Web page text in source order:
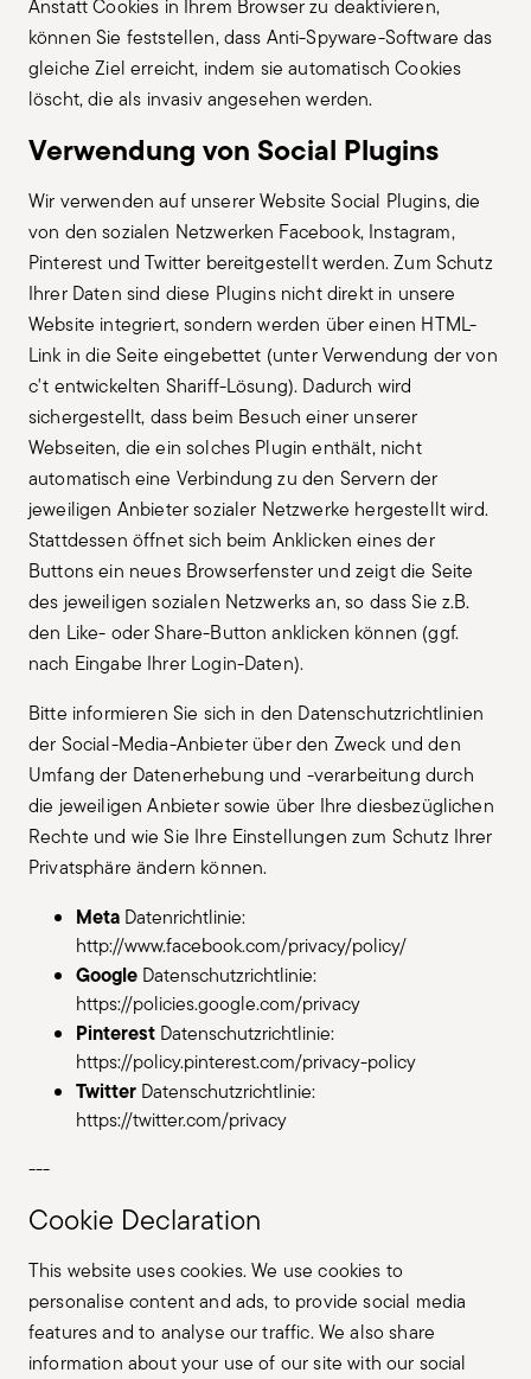
Anstatt Cookies in Ihrem Browser zu deaktivieren,
können Sie feststellen, dass Anti-Spyware-Software das
gleiche Ziel erreicht, indem sie automatisch Cookies
löscht, die als invasiv angesehen werden.
Verwendung von Social Plugins
Wir verwenden auf unserer Website Social Plugins, die
von den sozialen Netzwerken Facebook, Instagram,
Pinterest und Twitter bereitgestellt werden. Zum Schutz
Ihrer Daten sind diese Plugins nicht direkt in unsere
Website integriert, sondern werden über einen HTML-
Link in die Seite eingebettet (unter Verwendung der von
c't entwickelten Shariff-Lösung). Dadurch wird
sichergestellt, dass beim Besuch einer unserer
Webseiten, die ein solches Plugin enthält, nicht
automatisch eine Verbindung zu den Servern der
jeweiligen Anbieter sozialer Netzwerke hergestellt wird.
Stattdessen öffnet sich beim Anklicken eines der
Buttons ein neues Browserfenster und zeigt die Seite
des jeweiligen sozialen Netzwerks an, so dass Sie z.B.
den Like- oder Share-Button anklicken können (ggf.
nach Eingabe Ihrer Login-Daten).
Bitte informieren Sie sich in den Datenschutzrichtlinien
der Social-Media-Anbieter über den Zweck und den
Umfang der Datenerhebung und -verarbeitung durch
die jeweiligen Anbieter sowie über Ihre diesbezüglichen
Rechte und wie Sie Ihre Einstellungen zum Schutz Ihrer
Privatsphäre ändern können.
Meta Datenrichtlinie:
http://www.facebook.com/privacy/policy/
Google Datenschutzrichtlinie:
https://policies.google.com/privacy
Pinterest Datenschutzrichtlinie:
https://policy.pinterest.com/privacy-policy
Twitter Datenschutzrichtlinie:
https://twitter.com/privacy
---
Cookie Declaration
This website uses cookies. We use cookies to
personalise content and ads, to provide social media
features and to analyse our traffic. We also share
information about your use of our site with our social